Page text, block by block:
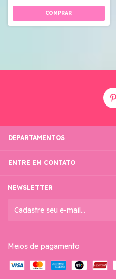
DEPARTAMENTOS
ENTRE EM CONTATO
NEWSLETTER
Meios de pagamento